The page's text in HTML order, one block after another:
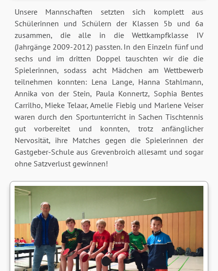
Unsere Mannschaften setzten sich komplett aus
Schülerinnen und Schülern der Klassen 5b und 6a
zusammen, die alle in die Wettkampfklasse IV
(Jahrgänge 2009-2012) passten. In den Einzeln fünf und
sechs und im dritten Doppel tauschten wir die die
Spielerinnen, sodass acht Mädchen am Wettbewerb
teilnehmen konnten: Lena Lange, Hanna Stahlmann,
Annika von der Stein, Paula Konnertz, Sophia Bentes
Carrilho, Mieke Telaar, Amelie Fiebig und Marlene Veiser
waren durch den Sportunterricht in Sachen Tischtennis
gut vorbereitet und konnten, trotz anfänglicher
Nervosität, ihre Matches gegen die Spielerinnen der
Gastgeber-Schule aus Grevenbroich allesamt und sogar
ohne Satzverlust gewinnen!